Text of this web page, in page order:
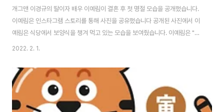
개그맨 이경규의 딸이자 배우 이예림이 결혼 후 첫 명절 모습을 공개했습니다.
이예림은 인스타그램 스토리를 통해 사진을 공유했습니다 공개된 사진에서 이
예림은 식당에서 보양식을 챙겨 먹고 있는 모습을 보여줬습니다. 이예림은 "화
이자 3차 빌미 삼아 몸보신"이라며 멘트도 덧붙였습니다. 2세 준비를 위해 몸
축구선수 김영찬 선수가 지난 12월 11일 4년간의 열애 끝에 결혼식을 올렸습
니다. 결혼식에는 이경규 평소 연예계 마당발로 유명해 친분이 두터운 스타 하
객들이 참석해 자리를 빛냈습니다. 결혼식은 철저한 방역수칙을 준수한 가운데
비공개로 진행됐습니다. 이예림 프로필 이예림 프로필을 살펴보면, 1994년 5
2022. 2. 1.